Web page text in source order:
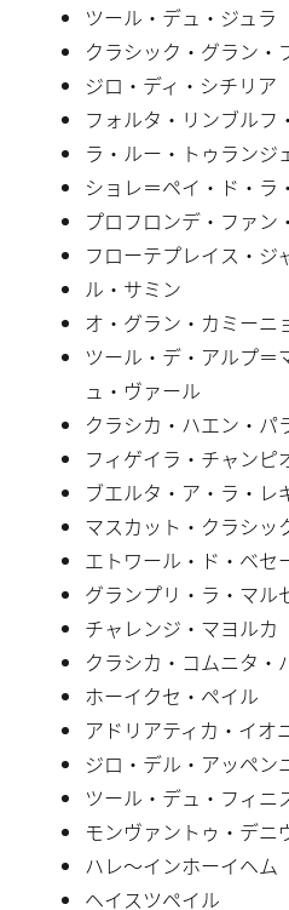
ツール・デュ・ジュラ
クラシック・グラン・
ジロ・ディ・シチリア
フォルタ・リンブルフ
ラ・ルー・トゥランジ
ショレ＝ペイ・ド・ラ
プロフロンデ・ファン
フローテプレイス・ジ
ル・サミン
オ・グラン・カミーニ
ツール・デ・アルプ＝
ュ・ヴァール
クラシカ・ハエン・パ
フィゲイラ・チャンピ
ブエルタ・ア・ラ・レ
マスカット・クラシッ
エトワール・ド・ベセ
グランプリ・ラ・マル
チャレンジ・マヨルカ
クラシカ・コムニタ・
ホーイクセ・ペイル
アドリアティカ・イオ
ジロ・デル・アッペン
ツール・デュ・フィニ
モンヴァントゥ・デニ
ハレ〜インホーイヘム
ヘイスツペイル